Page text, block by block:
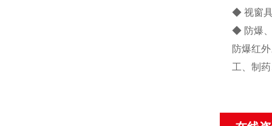
◆ 视窗
◆ 防爆
防爆红
工、制